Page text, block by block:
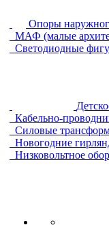
Опоры
МАФ (малые
Светодиодные
Кабельно-
Силовые
Новогодние
Низковольтное